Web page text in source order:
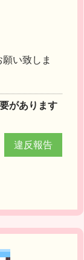
い致しま
があります
違反報告